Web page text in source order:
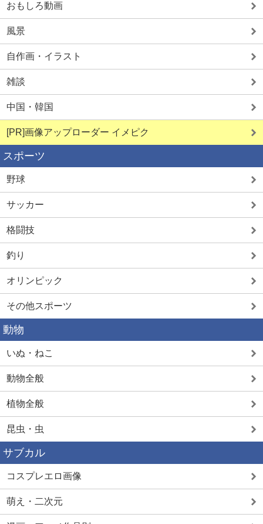
おもしろ動画
風景
自作画・イラスト
雑談
中国・韓国
[PR]画像アップローダー イメピク
スポーツ
野球
サッカー
格闘技
釣り
オリンピック
その他スポーツ
動物
いぬ・ねこ
動物全般
植物全般
昆虫・虫
サブカル
コスプレエロ画像
萌え・二次元